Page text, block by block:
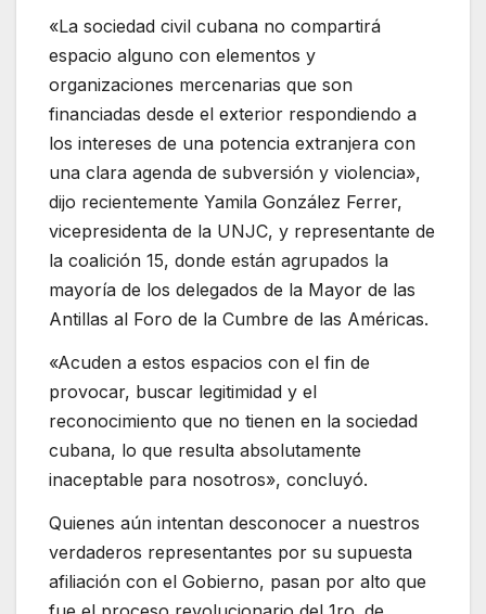
«La sociedad civil cubana no compartirá
espacio alguno con elementos y
organizaciones mercenarias que son
financiadas desde el exterior respondiendo a
los intereses de una potencia extranjera con
una clara agenda de subversión y violencia»,
dijo recientemente Yamila González Ferrer,
vicepresidenta de la UNJC, y representante de
la coalición 15, donde están agrupados la
mayoría de los delegados de la Mayor de las
Antillas al Foro de la Cumbre de las Américas.
«Acuden a estos espacios con el fin de
provocar, buscar legitimidad y el
reconocimiento que no tienen en la sociedad
cubana, lo que resulta absolutamente
inaceptable para nosotros», concluyó.
Quienes aún intentan desconocer a nuestros
verdaderos representantes por su supuesta
afiliación con el Gobierno, pasan por alto que